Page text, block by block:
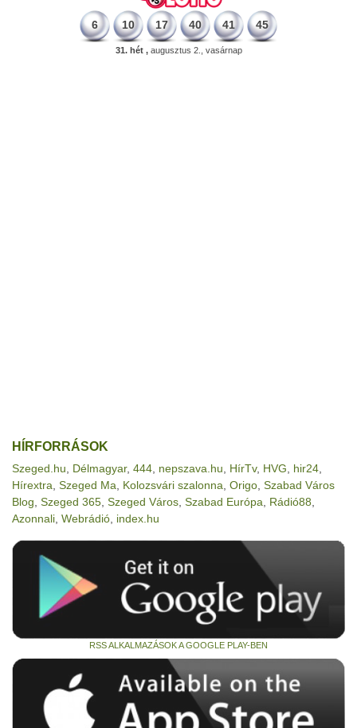
6 10 17 40 41 45
31. hét ,augusztus 2., vasárnap
HÍRFORRÁSOK
Szeged.hu Délmagyar, 444 nepszava.hu HírTv, HVG hir24
Hírextra Szeged Ma Kolozsvári szalonna Origo Szabad Város
Blog Szeged 365 Szeged Város Szabad Európa Rádió88
Azonnali Webrádió index.hu
RSS ALKALMAZÁSOK A GOOGLE PLAY-BEN